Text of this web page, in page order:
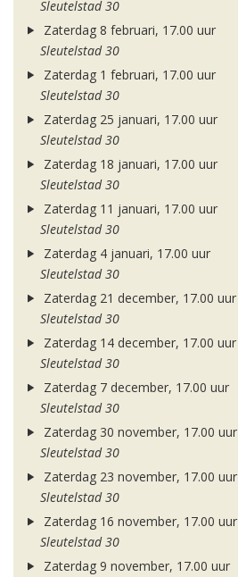
Sleutelstad 30
Zaterdag 8 februari, 17.00 uur
Sleutelstad 30
Zaterdag 1 februari, 17.00 uur
Sleutelstad 30
Zaterdag 25 januari, 17.00 uur
Sleutelstad 30
Zaterdag 18 januari, 17.00 uur
Sleutelstad 30
Zaterdag 11 januari, 17.00 uur
Sleutelstad 30
Zaterdag 4 januari, 17.00 uur
Sleutelstad 30
Zaterdag 21 december, 17.00 uur
Sleutelstad 30
Zaterdag 14 december, 17.00 uur
Sleutelstad 30
Zaterdag 7 december, 17.00 uur
Sleutelstad 30
Zaterdag 30 november, 17.00 uur
Sleutelstad 30
Zaterdag 23 november, 17.00 uur
Sleutelstad 30
Zaterdag 16 november, 17.00 uur
Sleutelstad 30
Zaterdag 9 november, 17.00 uur